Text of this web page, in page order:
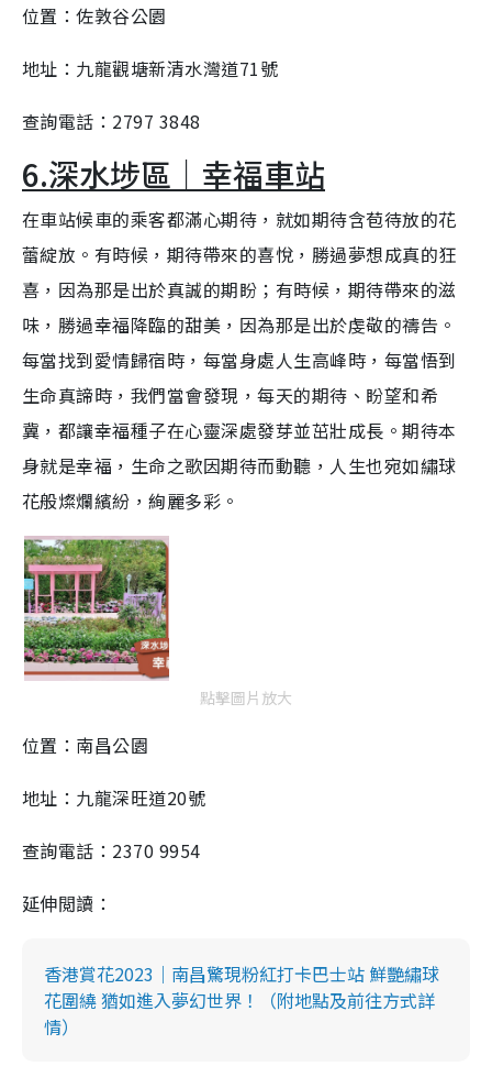
位置：佐敦谷公園
地址：九龍觀塘新清水灣道71號
查詢電話：2797 3848
6.深水埗區｜幸福車站
在車站候車的乘客都滿心期待，就如期待含苞待放的花
蕾綻放。有時候，期待帶來的喜悅，勝過夢想成真的狂
喜，因為那是出於真誠的期盼；有時候，期待帶來的滋
味，勝過幸福降臨的甜美，因為那是出於虔敬的禱告。
每當找到愛情歸宿時，每當身處人生高峰時，每當悟到
生命真諦時，我們當會發現，每天的期待、盼望和希
冀，都讓幸福種子在心靈深處發芽並茁壯成長。期待本
身就是幸福，生命之歌因期待而動聽，人生也宛如繡球
花般燦爛繽紛，絢麗多彩。
點擊圖片放大
位置：南昌公園
地址：九龍深旺道20號
查詢電話：2370 9954
延伸閲讀：
香港賞花2023｜南昌驚現粉紅打卡巴士站 鮮艷繡球
花圍繞 猶如進入夢幻世界！（附地點及前往方式詳
情）